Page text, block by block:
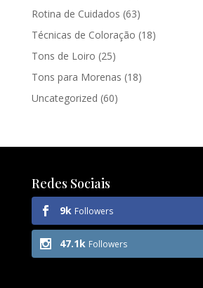
Rotina de Cuidados (63)
Técnicas de Coloração (18)
Tons de Loiro (25)
Tons para Morenas (18)
Uncategorized (60)
Redes Sociais
9k Followers
47.1k Followers